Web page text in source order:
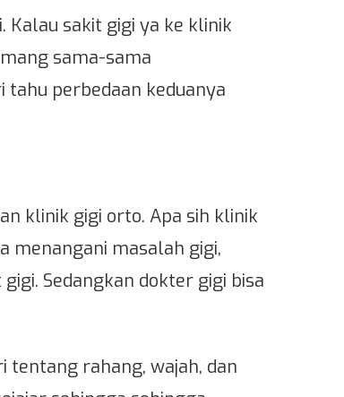
Kalau sakit gigi ya ke klinik
sama-sama
tahu perbedaan keduanya
klinik gigi orto. Apa sih klinik
menangani masalah gigi,
Sedangkan dokter gigi bisa
tentang rahang, wajah, dan